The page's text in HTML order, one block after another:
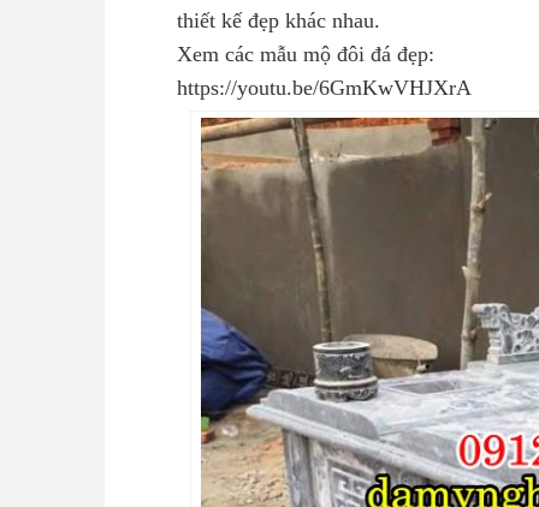
thiết kế đẹp khác nhau.
Xem các mẫu mộ đôi đá đẹp:
https://youtu.be/6GmKwVHJXrA